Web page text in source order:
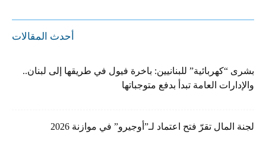
أحدث المقالات
بشرى “كهربائية” للبنانيين: باخرة فيول في طريقها إلى لبنان..
والإدارات العامة تبدأ بدفع متوجباتها
لجنة المال تقرّ فتح اعتماد لـ”أوجيرو” في موازنة 2026